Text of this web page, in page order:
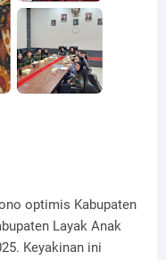
optimis Kabupaten
Layak Anak
Keyakinan ini